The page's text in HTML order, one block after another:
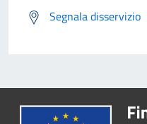
Segnala disservizio